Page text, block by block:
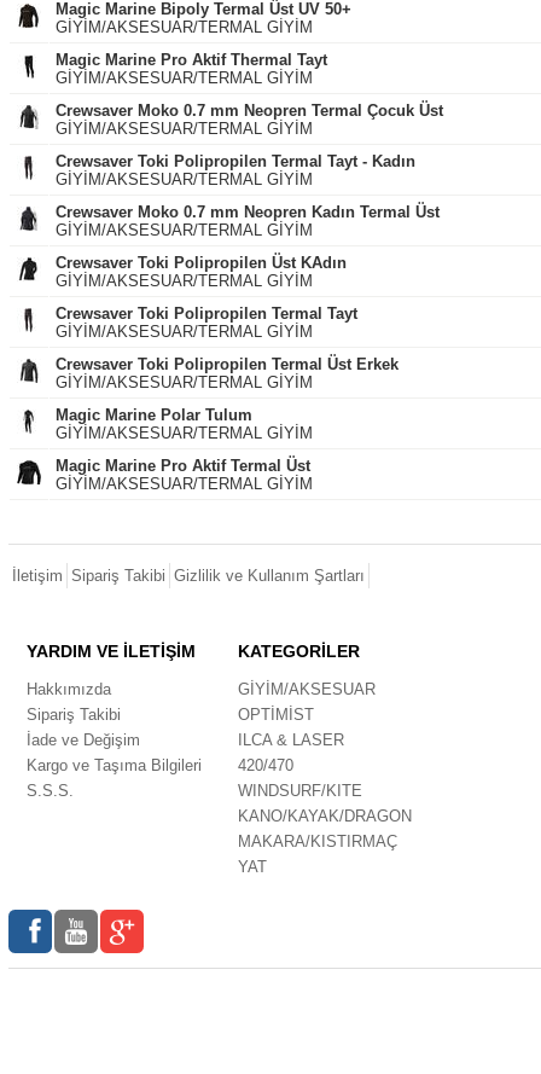
Magic Marine Bipoly Termal Üst UV 50+
GİYİM/AKSESUAR/TERMAL GİYİM
Magic Marine Pro Aktif Thermal Tayt
GİYİM/AKSESUAR/TERMAL GİYİM
Crewsaver Moko 0.7 mm Neopren Termal Çocuk Üst
GİYİM/AKSESUAR/TERMAL GİYİM
Crewsaver Toki Polipropilen Termal Tayt - Kadın
GİYİM/AKSESUAR/TERMAL GİYİM
Crewsaver Moko 0.7 mm Neopren Kadın Termal Üst
GİYİM/AKSESUAR/TERMAL GİYİM
Crewsaver Toki Polipropilen Üst KAdın
GİYİM/AKSESUAR/TERMAL GİYİM
Crewsaver Toki Polipropilen Termal Tayt
GİYİM/AKSESUAR/TERMAL GİYİM
Crewsaver Toki Polipropilen Termal Üst Erkek
GİYİM/AKSESUAR/TERMAL GİYİM
Magic Marine Polar Tulum
GİYİM/AKSESUAR/TERMAL GİYİM
Magic Marine Pro Aktif Termal Üst
GİYİM/AKSESUAR/TERMAL GİYİM
İletişim Sipariş Takibi Gizlilik ve Kullanım Şartları
YARDIM VE İLETİŞİM
Hakkımızda
Sipariş Takibi
İade ve Değişim
Kargo ve Taşıma Bilgileri
S.S.S.
KATEGORİLER
GİYİM/AKSESUAR
OPTİMİST
ILCA & LASER
420/470
WINDSURF/KITE
KANO/KAYAK/DRAGON
MAKARA/KISTIRMAÇ
YAT